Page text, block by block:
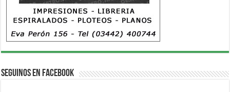
Seguinos en Facebook